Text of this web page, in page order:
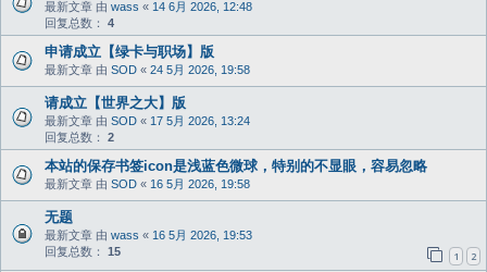
最新文章 由 wass « 14 6月 2026, 12:48
回复总数： 4
申请成立【绿卡与职场】版
最新文章 由 SOD « 24 5月 2026, 19:58
请成立【世界之大】版
最新文章 由 SOD « 17 5月 2026, 13:24
回复总数： 2
本站的保存书签icon是浅蓝色微球，特别的不显眼，容易忽略
最新文章 由 SOD « 16 5月 2026, 19:58
无题
最新文章 由 wass « 16 5月 2026, 19:53
回复总数： 15 1 2